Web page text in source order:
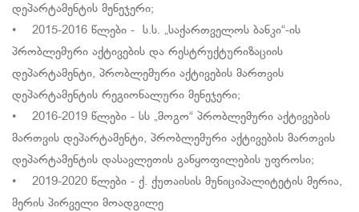
დეპარტამენტის მენეჯერი;
• 2015-2016 წლები - ს.ს. „საქართველოს ბანკი“-ის
პრობლემური აქტივების და რესტრუქტურიზაციის
დეპარტამენტი, პრობლემური აქტივების მართვის
დეპარტამენტის რეგიონალური მენეჯერი;
• 2016-2019 წლები - სს „მოგო“ პრობლემური აქტივების
მართვის დეპარტამენტი, პრობლემური აქტივების მართვის
დეპარტამენტის დასავლეთის განყოფილების უფროსი;
• 2019-2020 წლები - ქ. ქუთაისის მუნიციპალიტეტის მერია,
მერის პირველი მოადგილე